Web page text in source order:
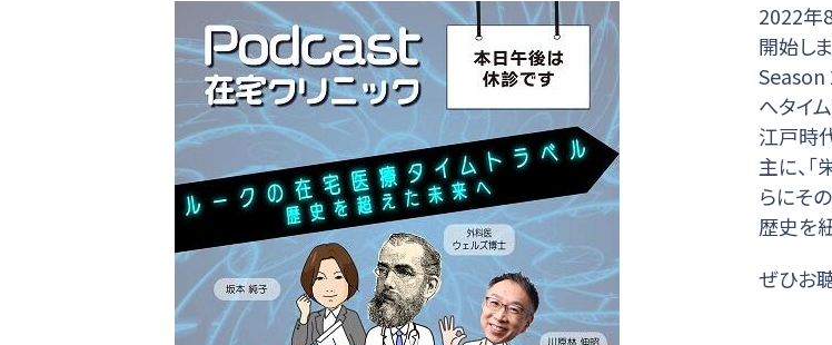
2022年
開始し
Season
へタイ
江戸時
主に、
らにそ
歴史を
ぜひお